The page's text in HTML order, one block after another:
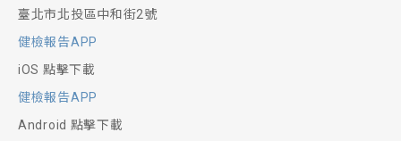
臺北市北投區中和街2號
健檢報告APP
iOS 點擊下載
健檢報告APP
Android 點擊下載